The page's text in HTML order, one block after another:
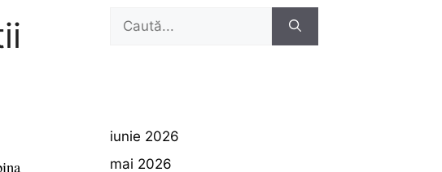
Caută
iunie 2026
mai 2026